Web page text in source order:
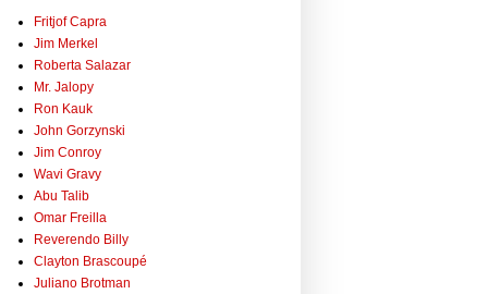
Fritjof Capra
Jim Merkel
Roberta Salazar
Mr. Jalopy
Ron Kauk
John Gorzynski
Jim Conroy
Wavi Gravy
Abu Talib
Omar Freilla
Reverendo Billy
Clayton Brascoupé
Juliano Brotman